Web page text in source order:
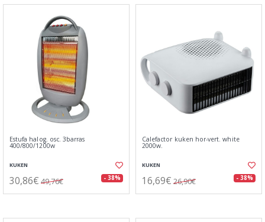
Estufa halog. osc. 3barras
400/800/1200w
KUKEN
30,86€ 49,76€ - 38%
Calefactor kuken hor-vert. white
2000w.
KUKEN
16,69€ 26,90€ - 38%